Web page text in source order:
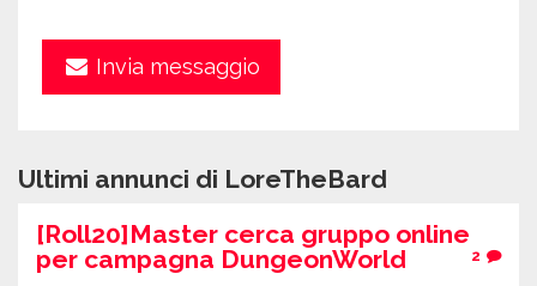
Invia messaggio
Ultimi annunci di LoreTheBard
[Roll20]Master cerca gruppo online
per campagna DungeonWorld
2